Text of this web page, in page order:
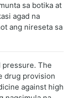
sa botika at
agad na
ang nireseta sa
pressure. The
drug provision
against high